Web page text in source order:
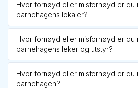
Hvor fornøyd eller misfornøyd er du
barnehagens lokaler?
Hvor fornøyd eller misfornøyd er du
barnehagens leker og utstyr?
Hvor fornøyd eller misfornøyd er du
barnehagen?